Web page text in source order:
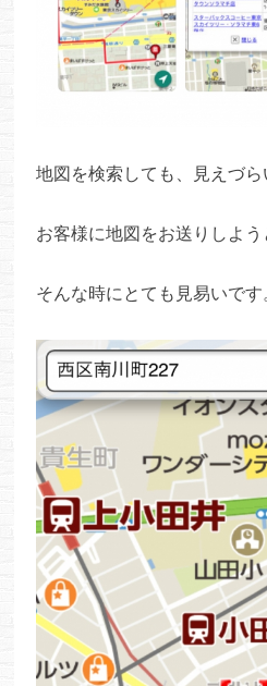
地図を検索しても、見えづら
お客様に地図をお送りしよう
そんな時にとても見易いです